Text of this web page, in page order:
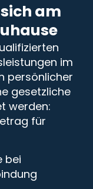
am
im
persönlicher
gesetzliche
werden:
für
bei